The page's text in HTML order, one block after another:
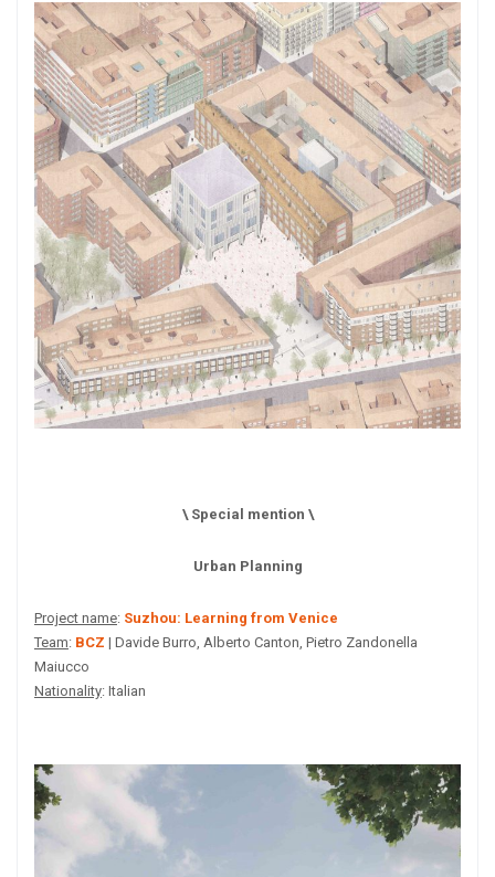
\ Special mention \
Urban Planning
Project name: Suzhou: Learning from Venice
Team: BCZ | Davide Burro, Alberto Canton, Pietro Zandonella
Maiucco
Nationality: Italian